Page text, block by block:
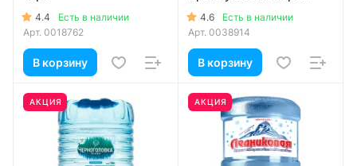
4.4
Есть в наличии
Арт. 0018762
В корзину
4.6
Есть в наличии
Арт. 0038914
В корзину
АКЦИЯ АКЦИЯ